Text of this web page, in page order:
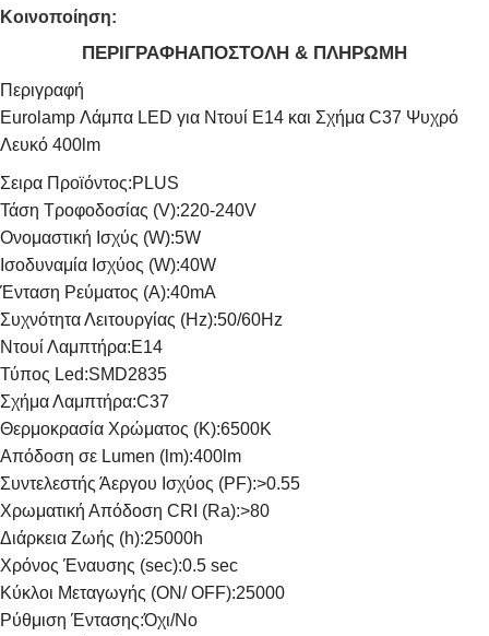
Κοινοποίηση:
ΠΕΡΙΓΡΑΦΉΑΠΟΣΤΟΛΉ & ΠΛΗΡΩΜΉ
Περιγραφή
Eurolamp Λάμπα LED για Ντουί E14 και Σχήμα C37 Ψυχρό
Λευκό 400lm
Σειρα Προϊόντος:PLUS
Τάση Τροφοδοσίας (V):220-240V
Ονομαστική Ισχύς (W):5W
Ισοδυναμία Ισχύος (W):40W
Ένταση Ρεύματος (Α):40mA
Συχνότητα Λειτουργίας (Hz):50/60Hz
Ντουί Λαμπτήρα:E14
Τύπος Led:SMD2835
Σχήμα Λαμπτήρα:C37
Θερμοκρασία Χρώματος (K):6500K
Απόδοση σε Lumen (lm):400lm
Συντελεστής Άεργου Ισχύος (PF):>0.55
Χρωματική Απόδοση CRI (Ra):>80
Διάρκεια Ζωής (h):25000h
Χρόνος Έναυσης (sec):0.5 sec
Κύκλοι Μεταγωγής (ON/ OFF):25000
Ρύθμιση Έντασης:Όχι/No